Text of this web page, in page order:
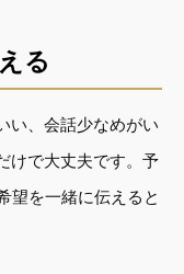
る
い、会話少なめがい
けで大丈夫です。予
望を一緒に伝えると